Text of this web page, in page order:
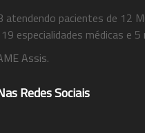
atendendo pacientes de 12
especialidades médicas e 5
Assis.
Redes Sociais